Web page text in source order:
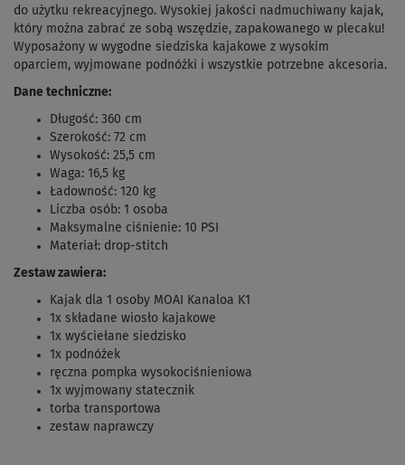
do użytku rekreacyjnego. Wysokiej jakości nadmuchiwany kajak,
który można zabrać ze sobą wszędzie, zapakowanego w plecaku!
Wyposażony w wygodne siedziska kajakowe z wysokim
oparciem, wyjmowane podnóżki i wszystkie potrzebne akcesoria.
Dane techniczne:
Długość: 360 cm
Szerokość: 72 cm
Wysokość: 25,5 cm
Waga: 16,5 kg
Ładowność: 120 kg
Liczba osób: 1 osoba
Maksymalne ciśnienie: 10 PSI
Materiał: drop-stitch
Zestaw zawiera:
Kajak dla 1 osoby MOAI Kanaloa K1
1x składane wiosło kajakowe
1x wyściełane siedzisko
1x podnóżek
ręczna pompka wysokociśnieniowa
1x wyjmowany statecznik
torba transportowa
zestaw naprawczy